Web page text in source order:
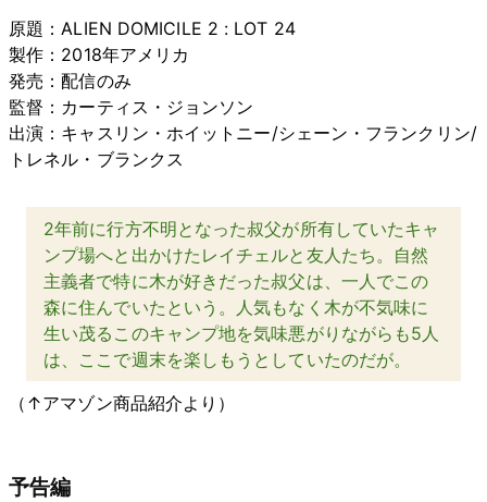
原題：ALIEN DOMICILE 2 : LOT 24
製作：2018年アメリカ
発売：配信のみ
監督：カーティス・ジョンソン
出演：キャスリン・ホイットニー/シェーン・フランクリン/
トレネル・ブランクス
2年前に行方不明となった叔父が所有していたキャ
ンプ場へと出かけたレイチェルと友人たち。自然
主義者で特に木が好きだった叔父は、一人でこの
森に住んでいたという。人気もなく木が不気味に
生い茂るこのキャンプ地を気味悪がりながらも5人
は、ここで週末を楽しもうとしていたのだが。
（↑アマゾン商品紹介より）
予告編